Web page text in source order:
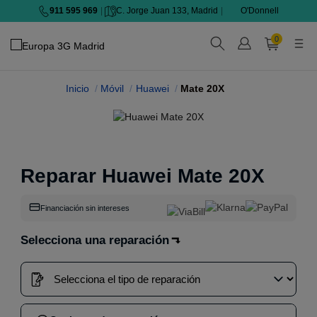
911 595 969 C. Jorge Juan 133, Madrid O'Donnell
0
Inicio Móvil Huawei Mate 20X
Reparar Huawei Mate 20X
Financiación sin intereses
Selecciona una reparación